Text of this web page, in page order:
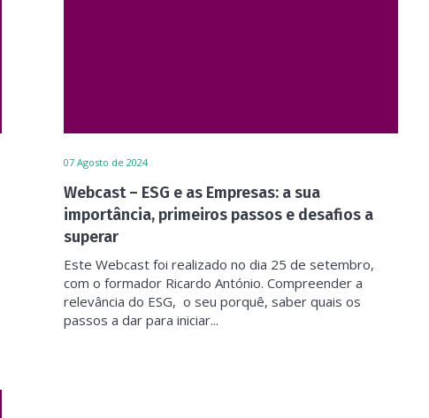
07 Agosto de 2024
Webcast – ESG e as Empresas: a sua
importância, primeiros passos e desafios a
superar
Este Webcast foi realizado no dia 25 de setembro,
com o formador Ricardo António. Compreender a
relevância do ESG, o seu porquê, saber quais os
passos a dar para iniciar...